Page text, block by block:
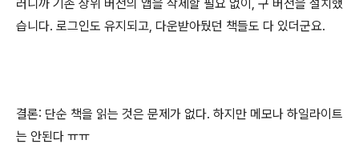
러니까 기존 상위 버전의 앱을 삭제할 필요 없이, 구 버전을 설치했
습니다. 로그인도 유지되고, 다운받아뒀던 책들도 다 있더군요.
결론: 단순 책을 읽는 것은 문제가 없다. 하지만 메모나 하일라이트
는 안된다 ㅠㅠ